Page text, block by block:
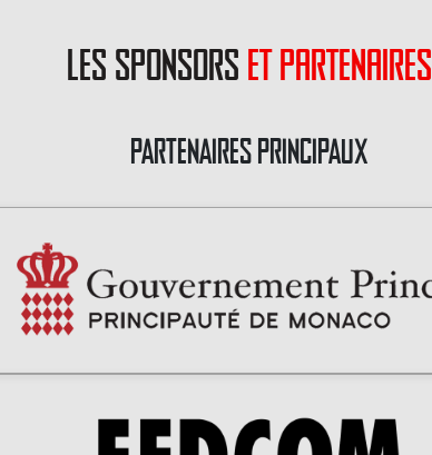
les sponsors et partenaires
PARTENAIRES PRINCIPAUX